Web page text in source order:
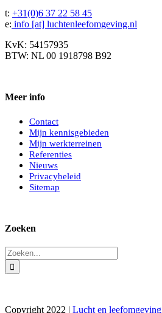
t: +31(0)6 37 22 58 45
e: info [at] luchtenleefomgeving.nl
KvK: 54157935
BTW: NL 00 1918798 B92
Meer info
Contact
Mijn kennisgebieden
Mijn werkterreinen
Referenties
Nieuws
Privacybeleid
Sitemap
Zoeken
Zoeken
naar:
Copyright 2022 | Lucht en leefomgeving